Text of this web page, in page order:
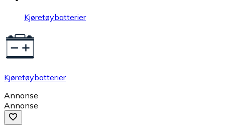
Kjøretøybatterier
Kjøretøybatterier
Annonse
Annonse